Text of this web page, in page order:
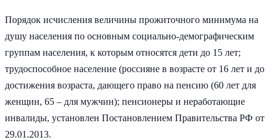
Порядок исчисления величины прожиточного минимума на
душу населения по основным социально-демографическим
группам населения, к которым относятся дети до 15 лет;
трудоспособное население (россияне в возрасте от 16 лет и до
достижения возраста, дающего право на пенсию (60 лет для
женщин, 65 – для мужчин); пенсионеры и неработающие
инвалиды, установлен Постановлением Правительства РФ от
29.01.2013.